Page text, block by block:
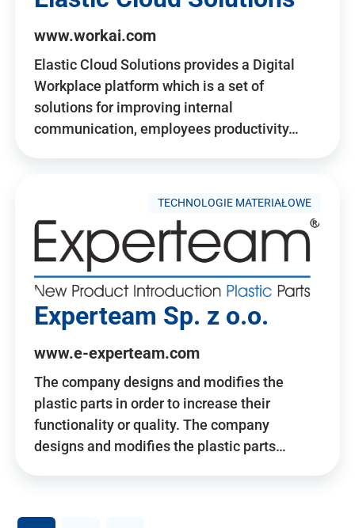
www.workai.com
Elastic Cloud Solutions provides a Digital
Workplace platform which is a set of
solutions for improving internal
communication, employees productivity…
TECHNOLOGIE MATERIAŁOWE
Experteam Sp. z o.o.
www.e-experteam.com
The company designs and modifies the
plastic parts in order to increase their
functionality or quality. The company
designs and modifies the plastic parts…